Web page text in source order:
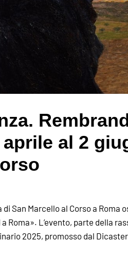
aprile al 2
San Marcello al Corso a Roma
Roma». L’evento, parte della
2025, promosso dal